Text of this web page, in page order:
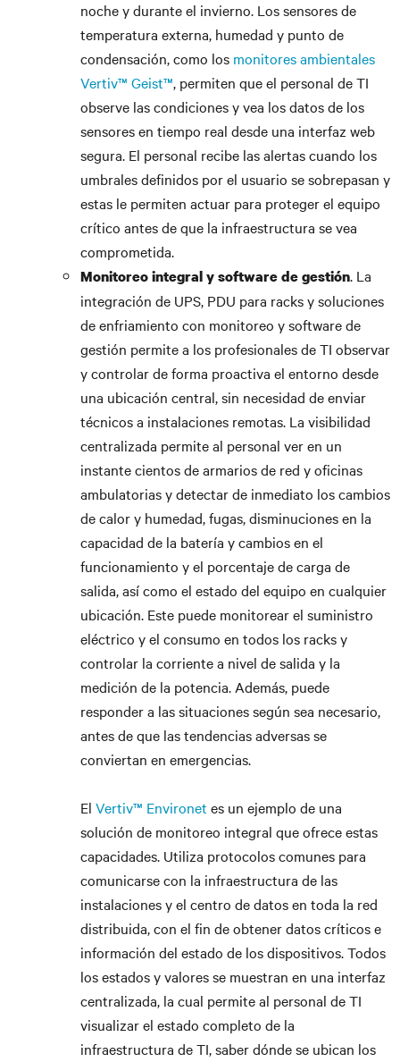
noche y durante el invierno. Los sensores de
temperatura externa, humedad y punto de
condensación, como los monitores ambientales
Vertiv™ Geist™, permiten que el personal de TI
observe las condiciones y vea los datos de los
sensores en tiempo real desde una interfaz web
segura. El personal recibe las alertas cuando los
umbrales definidos por el usuario se sobrepasan y
estas le permiten actuar para proteger el equipo
crítico antes de que la infraestructura se vea
comprometida.
Monitoreo integral y software de gestión. La
integración de UPS, PDU para racks y soluciones
de enfriamiento con monitoreo y software de
gestión permite a los profesionales de TI observar
y controlar de forma proactiva el entorno desde
una ubicación central, sin necesidad de enviar
técnicos a instalaciones remotas. La visibilidad
centralizada permite al personal ver en un
instante cientos de armarios de red y oficinas
ambulatorias y detectar de inmediato los cambios
de calor y humedad, fugas, disminuciones en la
capacidad de la batería y cambios en el
funcionamiento y el porcentaje de carga de
salida, así como el estado del equipo en cualquier
ubicación. Este puede monitorear el suministro
eléctrico y el consumo en todos los racks y
controlar la corriente a nivel de salida y la
medición de la potencia. Además, puede
responder a las situaciones según sea necesario,
antes de que las tendencias adversas se
conviertan en emergencias.
El Vertiv™ Environet es un ejemplo de una
solución de monitoreo integral que ofrece estas
capacidades. Utiliza protocolos comunes para
comunicarse con la infraestructura de las
instalaciones y el centro de datos en toda la red
distribuida, con el fin de obtener datos críticos e
información del estado de los dispositivos. Todos
los estados y valores se muestran en una interfaz
centralizada, la cual permite al personal de TI
visualizar el estado completo de la
infraestructura de TI, saber dónde se ubican los